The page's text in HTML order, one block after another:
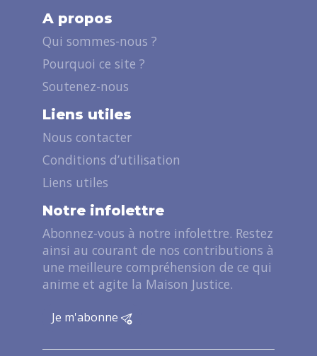
A propos
Qui sommes-nous ?
Pourquoi ce site ?
Soutenez-nous
Liens utiles
Nous contacter
Conditions d’utilisation
Liens utiles
Notre infolettre
Abonnez-vous à notre infolettre. Restez
ainsi au courant de nos contributions à
une meilleure compréhension de ce qui
anime et agite la Maison Justice.
Je m'abonne